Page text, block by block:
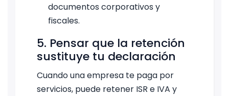
documentos corporativos y
fiscales.
5. Pensar que la retención
sustituye tu declaración
Cuando una empresa te paga por
servicios, puede retener ISR e IVA y